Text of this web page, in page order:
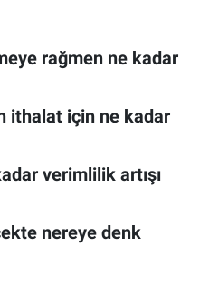
rağmen ne kadar
ithalat için ne kadar
verimlilik artışı
nereye denk